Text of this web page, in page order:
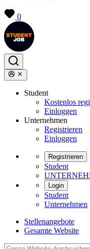
0
Student
Kostenlos
Einloggen
Unternehmen
Registrieren
Einloggen
Registrieren
Student
Login
Student
Unternehmen
Stellenangebote
Gesamte Website